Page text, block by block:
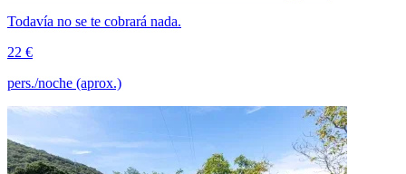
Todavía no se te cobrará nada.
22 €
pers./noche (aprox.)